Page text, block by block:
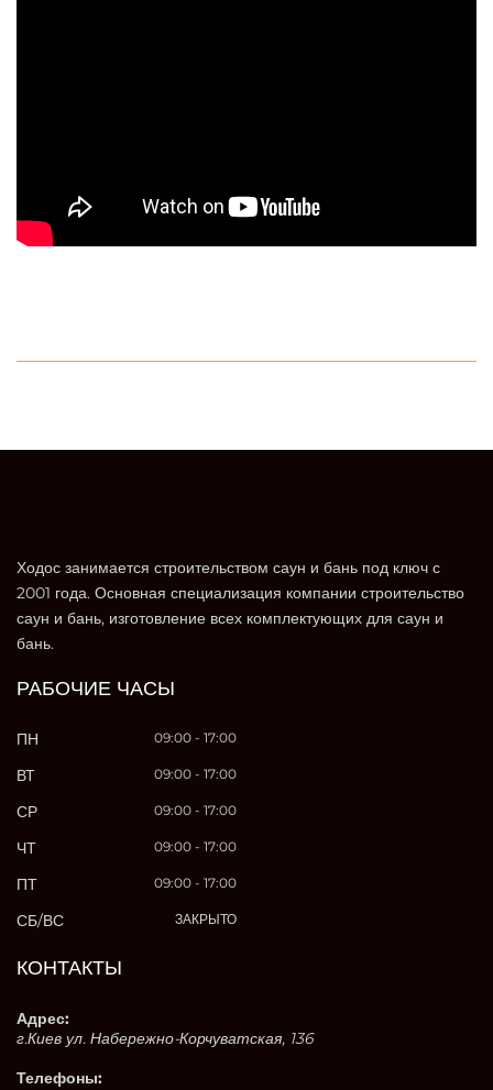
Ходос занимается строительством саун и бань под ключ с
2001 года. Основная специализация компании строительство
саун и бань, изготовление всех комплектующих для саун и
бань.
РАБОЧИЕ ЧАСЫ
ПН 09:00 - 17:00
ВТ 09:00 - 17:00
СР 09:00 - 17:00
ЧТ 09:00 - 17:00
ПТ 09:00 - 17:00
СБ/ВС ЗАКРЫТО
КОНТАКТЫ
Адрес:
г.Киев ул. Набережно-Корчуватская, 136
Телефоны: